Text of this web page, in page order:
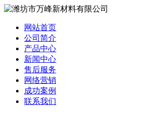
网站首页
公司简介
产品中心
新闻中心
售后服务
网络营销
成功案例
联系我们